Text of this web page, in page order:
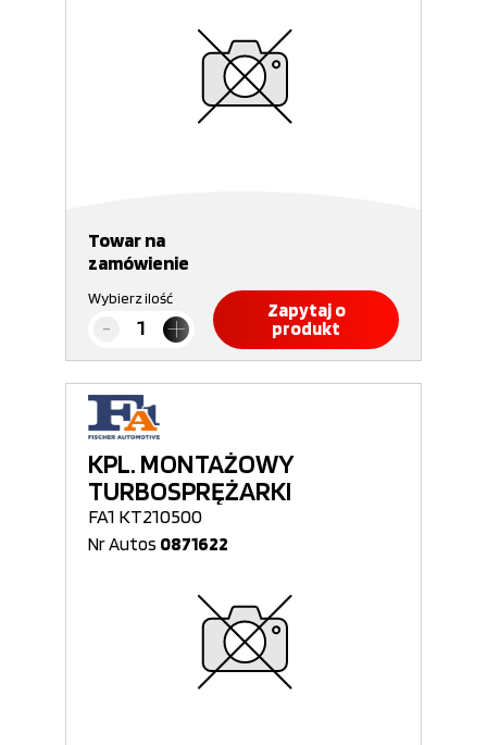
Towar na
zamówienie
Wybierz ilość
Zapytaj o
produkt
KPL. MONTAŻOWY
TURBOSPRĘŻARKI
FA1 KT210500
Nr Autos 0871622